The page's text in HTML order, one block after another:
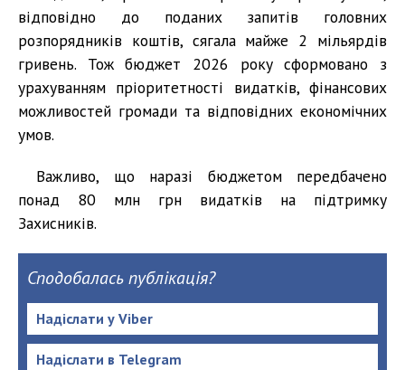
відповідно до поданих запитів головних
розпорядників коштів, сягала майже 2 мільярдів
гривень. Тож бюджет 2026 року сформовано з
урахуванням пріоритетності видатків, фінансових
можливостей громади та відповідних економічних
умов.
Важливо, що наразі бюджетом передбачено
понад 80 млн грн видатків на підтримку
Захисників.
Сподобалась публікація?
Надіслати у Viber
Надіслати в Telegram